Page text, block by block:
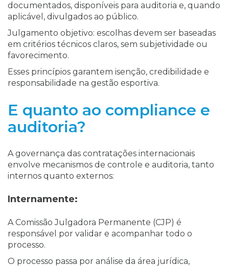
documentados, disponíveis para auditoria e, quando
aplicável, divulgados ao público.
Julgamento objetivo: escolhas devem ser baseadas
em critérios técnicos claros, sem subjetividade ou
favorecimento.
Esses princípios garantem isenção, credibilidade e
responsabilidade na gestão esportiva.
E quanto ao compliance e
auditoria?
A governança das contratações internacionais
envolve mecanismos de controle e auditoria, tanto
internos quanto externos:
Internamente:
A Comissão Julgadora Permanente (CJP) é
responsável por validar e acompanhar todo o
processo.
O processo passa por análise da área jurídica,